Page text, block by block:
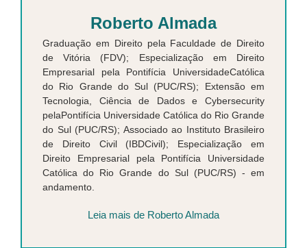
Roberto Almada
Graduação em Direito pela Faculdade de Direito
de Vitória (FDV); Especialização em Direito
Empresarial pela Pontifícia UniversidadeCatólica
do Rio Grande do Sul (PUC/RS); Extensão em
Tecnologia, Ciência de Dados e Cybersecurity
pelaPontifícia Universidade Católica do Rio Grande
do Sul (PUC/RS); Associado ao Instituto Brasileiro
de Direito Civil (IBDCivil); Especialização em
Direito Empresarial pela Pontifícia Universidade
Católica do Rio Grande do Sul (PUC/RS) - em
andamento.
Leia mais de Roberto Almada